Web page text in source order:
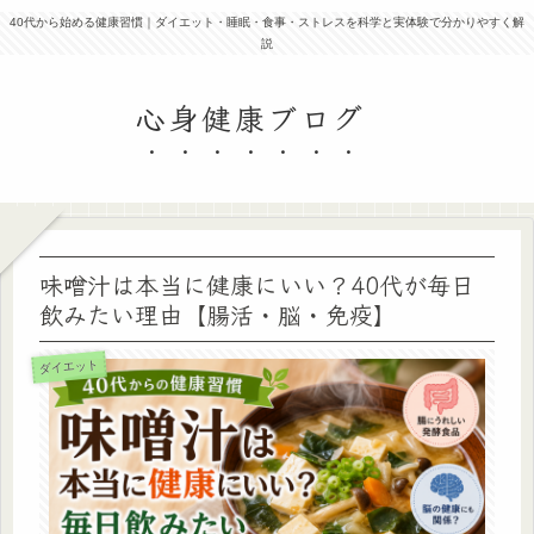
40代から始める健康習慣｜ダイエット・睡眠・食事・ストレスを科学と実体験で分かりやすく解
説
心身健康ブログ
味噌汁は本当に健康にいい？40代が毎日
飲みたい理由【腸活・脳・免疫】
ダイエット